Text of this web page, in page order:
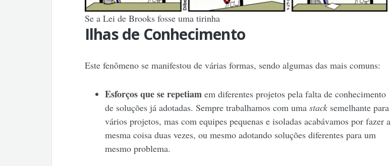
Se a Lei de Brooks fosse uma tirinha
Ilhas de Conhecimento
Este fenômeno se manifestou de várias formas, sendo algumas das mais comuns:
Esforços que se repetiamem diferentes projetos pela falta de conhecimento
de soluções já adotadas. Sempre trabalhamos com uma stacksemelhante para
vários projetos, mas com equipes pequenas e isoladas acabávamos por fazer a
mesma coisa duas vezes, ou mesmo adotando soluções diferentes para um
mesmo problema.